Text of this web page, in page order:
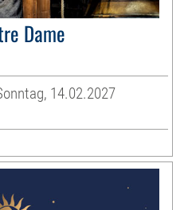
Dame
14.02.2027